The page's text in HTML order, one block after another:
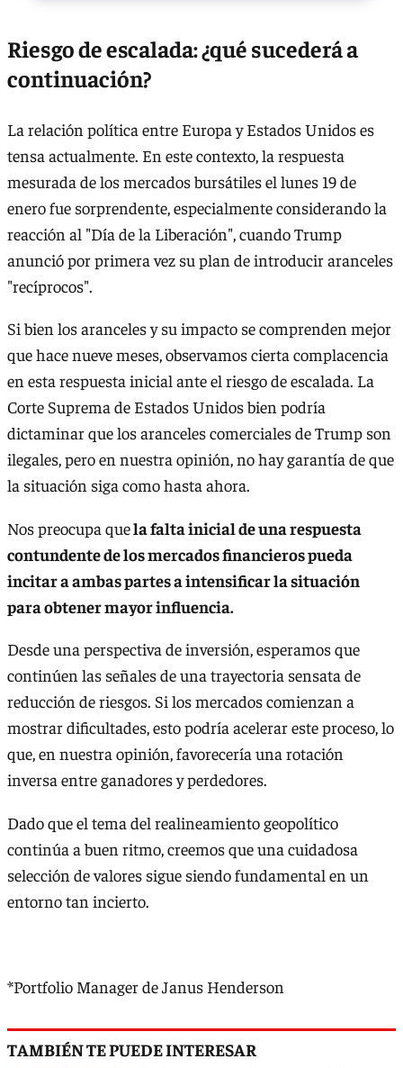
Riesgo de escalada: ¿qué sucederá a
continuación?
La relación política entre Europa y Estados Unidos es
tensa actualmente. En este contexto, la respuesta
mesurada de los mercados bursátiles el lunes 19 de
enero fue sorprendente, especialmente considerando la
reacción al "Día de la Liberación", cuando Trump
anunció por primera vez su plan de introducir aranceles
"recíprocos".
Si bien los aranceles y su impacto se comprenden mejor
que hace nueve meses, observamos cierta complacencia
en esta respuesta inicial ante el riesgo de escalada. La
Corte Suprema de Estados Unidos bien podría
dictaminar que los aranceles comerciales de Trump son
ilegales, pero en nuestra opinión, no hay garantía de que
la situación siga como hasta ahora.
Nos preocupa quela falta inicial de una respuesta
contundente de los mercados financieros pueda
incitar a ambas partes a intensificar la situación
para obtener mayor influencia.
Desde una perspectiva de inversión, esperamos que
continúen las señales de una trayectoria sensata de
reducción de riesgos. Si los mercados comienzan a
mostrar dificultades, esto podría acelerar este proceso, lo
que, en nuestra opinión, favorecería una rotación
inversa entre ganadores y perdedores.
Dado que el tema del realineamiento geopolítico
continúa a buen ritmo, creemos que una cuidadosa
selección de valores sigue siendo fundamental en un
entorno tan incierto.
*Portfolio Manager de Janus Henderson
TAMBIÉN TE PUEDE INTERESAR